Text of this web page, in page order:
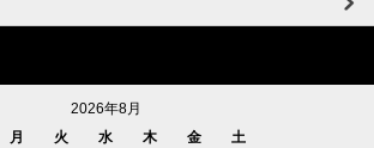
2026年8月
月 火 水 木 金 土